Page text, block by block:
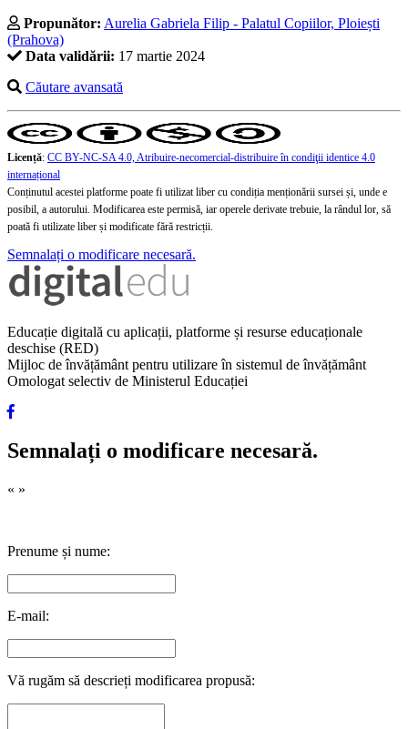
Propunător: Aurelia Gabriela Filip - Palatul Copiilor, Ploiești
(Prahova)
Data validării: 17 martie 2024
Căutare avansată
Licență: CC BY-NC-SA 4.0, Atribuire-necomercial-distribuire în condiţii identice 4.0
internațional
Conținutul acestei platforme poate fi utilizat liber cu condiția menționării sursei și, unde e
posibil, a autorului. Modificarea este permisă, iar operele derivate trebuie, la rândul lor, să
poată fi utilizate liber și modificate fără restricții.
Semnalați o modificare necesară.
Educație digitală cu aplicații, platforme și resurse educaționale
deschise (RED)
Mijloc de învățământ pentru utilizare în sistemul de învățământ
Omologat selectiv de Ministerul Educației
Semnalați o modificare necesară.
« »
Prenume și nume:
E-mail:
Vă rugăm să descrieți modificarea propusă: